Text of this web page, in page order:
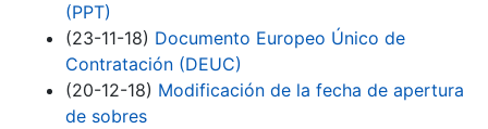
(PPT)
(23-11-18) Documento Europeo Único de
Contratación (DEUC)
(20-12-18) Modificación de la fecha de apertura
de sobres